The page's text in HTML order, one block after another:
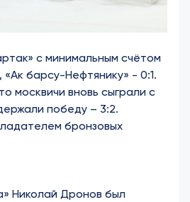
с минимальным счётом
«Ак барсу-Нефтянику» - 0:1.
москвичи вновь сыграли с
победу – 3:2.
бронзовых
Николай Дронов был